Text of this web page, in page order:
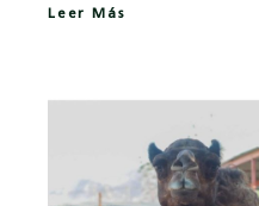
Leer Más